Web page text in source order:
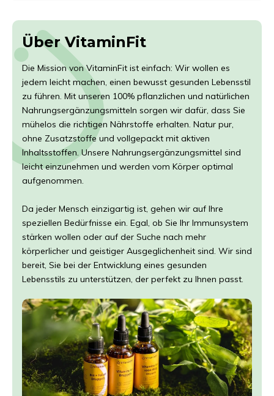
Über VitaminFit
Die Mission von VitaminFit ist einfach: Wir wollen es
jedem leicht machen, einen bewusst gesunden Lebensstil
zu führen. Mit unseren 100% pflanzlichen und natürlichen
Nahrungsergänzungsmitteln sorgen wir dafür, dass Sie
mühelos die richtigen Nährstoffe erhalten. Natur pur,
ohne Zusatzstoffe und vollgepackt mit aktiven
Inhaltsstoffen. Unsere Nahrungsergänzungsmittel sind
leicht einzunehmen und werden vom Körper optimal
aufgenommen.
Da jeder Mensch einzigartig ist, gehen wir auf Ihre
speziellen Bedürfnisse ein. Egal, ob Sie Ihr Immunsystem
stärken wollen oder auf der Suche nach mehr
körperlicher und geistiger Ausgeglichenheit sind. Wir sind
bereit, Sie bei der Entwicklung eines gesunden
Lebensstils zu unterstützen, der perfekt zu Ihnen passt.